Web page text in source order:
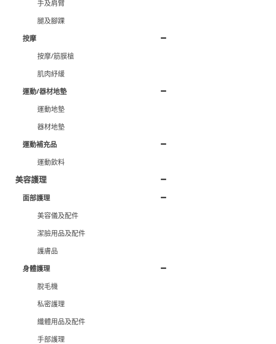
手及肩臂
腿及腳踝
按摩
按摩/筋膜槍
肌肉紓緩
運動/器材地墊
運動地墊
器材地墊
運動補充品
運動飲料
美容護理
面部護理
美容儀及配件
潔臉用品及配件
護膚品
身體護理
脫毛機
私密護理
纖體用品及配件
手部護理